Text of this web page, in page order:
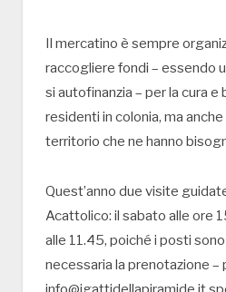
Il mercatino è sempre
raccogliere fondi – essendo
si autofinanzia – per la cura
residenti in colonia, ma
territorio che ne hanno
Quest’anno due visite
Acattolico: il sabato alle ore
alle 11.45, poiché i posti
necessaria la prenotazione